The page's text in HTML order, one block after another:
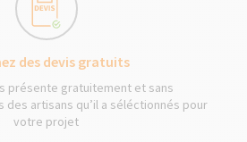
des devis gratuits
présente gratuitement et sans
des artisans qu’il a séléctionnés pour
votre projet